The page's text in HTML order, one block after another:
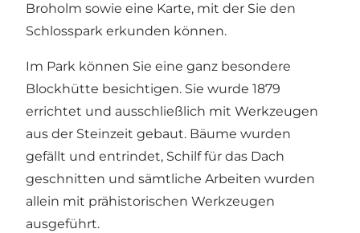
Broholm sowie eine Karte, mit der Sie den
Schlosspark erkunden können.
Im Park können Sie eine ganz besondere
Blockhütte besichtigen. Sie wurde 1879
errichtet und ausschließlich mit Werkzeugen
aus der Steinzeit gebaut. Bäume wurden
gefällt und entrindet, Schilf für das Dach
geschnitten und sämtliche Arbeiten wurden
allein mit prähistorischen Werkzeugen
ausgeführt.